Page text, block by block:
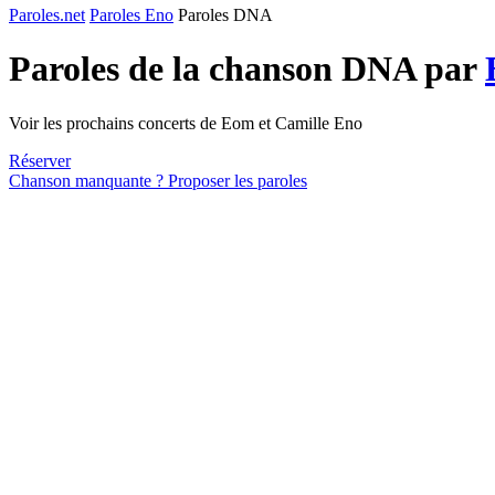
Paroles.net Paroles Eno Paroles DNA
Paroles de la chanson DNA par
Voir les prochains concerts de Eom et Camille Eno
Réserver
Chanson manquante ? Proposer les paroles